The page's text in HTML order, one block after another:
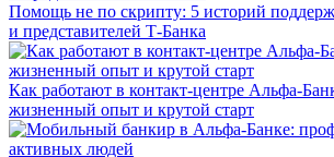
Помощь не по скрипту: 5 историй
и представителей Т-Банка
Как работают в контакт-центре Альфа-
жизненный опыт и крутой старт